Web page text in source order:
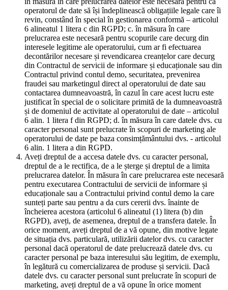
operatorul de date să își îndeplinească obligațiile legale care îi
revin, constând în special în gestionarea conformă – articolul
6 alineatul 1 litera c din RGPD; c. în măsura în care
prelucrarea este necesară pentru scopurile care decurg din
interesele legitime ale operatorului, cum ar fi efectuarea
decontărilor necesare și revendicarea creanțelor care decurg
din Contractul de servicii de informare și educaționale sau din
Contractul privind contul demo, securitatea, prevenirea
fraudei sau marketingul direct al operatorului de date sau
contactarea dumneavoastră, în cazul în care acest lucru este
justificat în special de o solicitare primită de la dumneavoastră
și de domeniul de activitate al operatorului de date – articolul
6 alin. 1 litera f din RGPD; d. în măsura în care datele dvs. cu
caracter personal sunt prelucrate în scopuri de marketing ale
operatorului de date pe baza consimțământului dvs. - articolul
6 alin. 1 litera a din RGPD.
Aveți dreptul de a accesa datele dvs. cu caracter personal,
dreptul de a le rectifica, de a le șterge și dreptul de a limita
prelucrarea datelor. În măsura în care prelucrarea este necesară
pentru executarea Contractului de servicii de informare și
educaționale sau a Contractului privind contul demo la care
sunteți parte sau pentru a da curs cererii dvs. înainte de
încheierea acestora (articolul 6 alineatul (1) litera (b) din
RGPD), aveți, de asemenea, dreptul de a transfera datele. În
orice moment, aveți dreptul de a vă opune, din motive legate
de situația dvs. particulară, utilizării datelor dvs. cu caracter
personal dacă operatorul de date prelucrează datele dvs. cu
caracter personal pe baza interesului său legitim, de exemplu,
în legătură cu comercializarea de produse și servicii. Dacă
datele dvs. cu caracter personal sunt prelucrate în scopuri de
marketing, aveți dreptul de a vă opune în orice moment